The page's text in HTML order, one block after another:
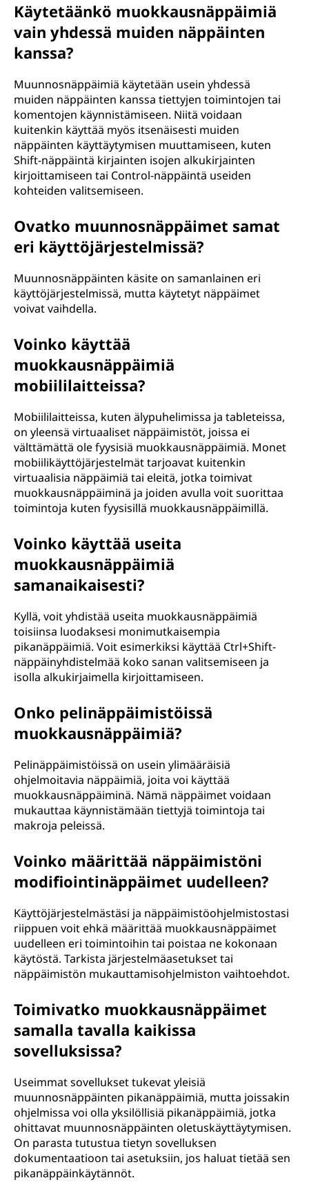
Käytetäänkö muokkausnäppäimiä
vain yhdessä muiden näppäinten
kanssa?
Muunnosnäppäimiä käytetään usein yhdessä
muiden näppäinten kanssa tiettyjen toimintojen tai
komentojen käynnistämiseen. Niitä voidaan
kuitenkin käyttää myös itsenäisesti muiden
näppäinten käyttäytymisen muuttamiseen, kuten
Shift-näppäintä kirjainten isojen alkukirjainten
kirjoittamiseen tai Control-näppäintä useiden
kohteiden valitsemiseen.
Ovatko muunnosnäppäimet samat
eri käyttöjärjestelmissä?
Muunnosnäppäinten käsite on samanlainen eri
käyttöjärjestelmissä, mutta käytetyt näppäimet
voivat vaihdella.
Voinko käyttää
muokkausnäppäimiä
mobiililaitteissa?
Mobiililaitteissa, kuten älypuhelimissa ja tableteissa,
on yleensä virtuaaliset näppäimistöt, joissa ei
välttämättä ole fyysisiä muokkausnäppäimiä. Monet
mobiilikäyttöjärjestelmät tarjoavat kuitenkin
virtuaalisia näppäimiä tai eleitä, jotka toimivat
muokkausnäppäiminä ja joiden avulla voit suorittaa
toimintoja kuten fyysisillä muokkausnäppäimillä.
Voinko käyttää useita
muokkausnäppäimiä
samanaikaisesti?
Kyllä, voit yhdistää useita muokkausnäppäimiä
toisiinsa luodaksesi monimutkaisempia
pikanäppäimiä. Voit esimerkiksi käyttää Ctrl+Shift-
näppäinyhdistelmää koko sanan valitsemiseen ja
isolla alkukirjaimella kirjoittamiseen.
Onko pelinäppäimistöissä
muokkausnäppäimiä?
Pelinäppäimistöissä on usein ylimääräisiä
ohjelmoitavia näppäimiä, joita voi käyttää
muokkausnäppäiminä. Nämä näppäimet voidaan
mukauttaa käynnistämään tiettyjä toimintoja tai
makroja peleissä.
Voinko määrittää näppäimistöni
modifiointinäppäimet uudelleen?
Käyttöjärjestelmästäsi ja näppäimistöohjelmistostasi
riippuen voit ehkä määrittää muokkausnäppäimet
uudelleen eri toimintoihin tai poistaa ne kokonaan
käytöstä. Tarkista järjestelmäasetukset tai
näppäimistön mukauttamisohjelmiston vaihtoehdot.
Toimivatko muokkausnäppäimet
samalla tavalla kaikissa
sovelluksissa?
Useimmat sovellukset tukevat yleisiä
muunnosnäppäinten pikanäppäimiä, mutta joissakin
ohjelmissa voi olla yksilöllisiä pikanäppäimiä, jotka
ohittavat muunnosnäppäinten oletuskäyttäytymisen.
On parasta tutustua tietyn sovelluksen
dokumentaatioon tai asetuksiin, jos haluat tietää sen
pikanäppäinkäytännöt.